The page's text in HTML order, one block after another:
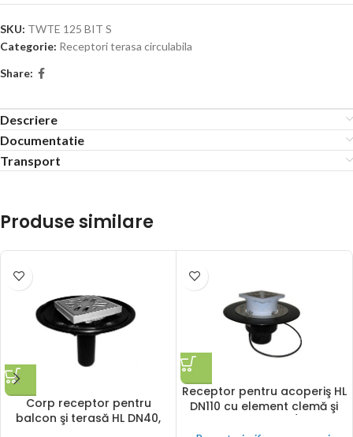
SKU: TWTE 125 BIT S
Categorie: Receptori terasa circulabila
Share:
Descriere
Documentatie
Transport
Produse similare
Corp receptor pentru
balcon şi terasă HL DN40,
Receptor pentru acoperiş HL
DN110 cu element clemă şi